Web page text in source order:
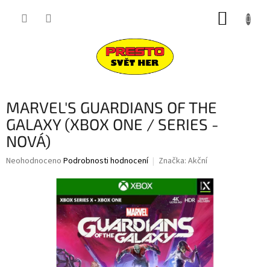
MARVEL'S GUARDIANS OF THE
GALAXY (XBOX ONE / SERIES -
NOVÁ)
Průměrné
Neohodnoceno Podrobnosti hodnocení Značka: Akční